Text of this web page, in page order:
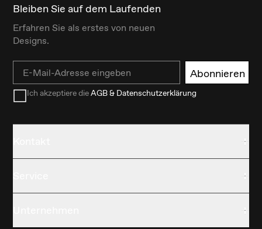
Bleiben Sie auf dem Laufenden
Erfahren Sie als erstes von neuen
Designs.
Email Abonnieren
Ich akzeptiere dieAGB & Datenschutzerklärung